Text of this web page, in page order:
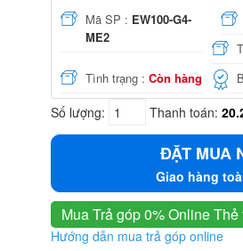
Mã SP : EW100-G4-
ME2
Tình trạng : Còn hàng
Số lượng: Thanh toán:
ĐẶT MUA
Giao hàng
Mua Trả góp 0% OnlineThẻ
Hướng dẫn mua trả góp online